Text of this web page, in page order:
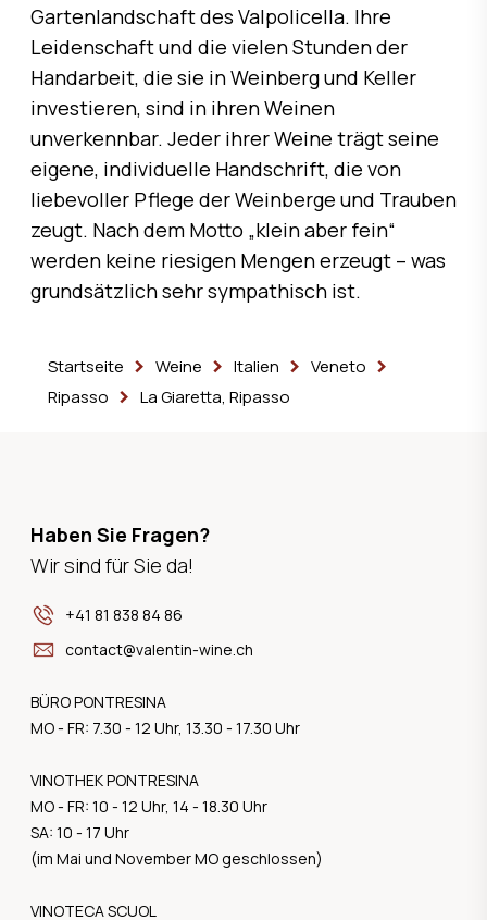
Gartenlandschaft des Valpolicella. Ihre
Leidenschaft und die vielen Stunden der
Handarbeit, die sie in Weinberg und Keller
investieren, sind in ihren Weinen
unverkennbar. Jeder ihrer Weine trägt seine
eigene, individuelle Handschrift, die von
liebevoller Pflege der Weinberge und Trauben
zeugt. Nach dem Motto „klein aber fein“
werden keine riesigen Mengen erzeugt – was
grundsätzlich sehr sympathisch ist.
Startseite Weine Italien
Veneto
Ripasso
La Giaretta, Ripasso
Haben Sie Fragen?
Wir sind für Sie da!
+41 81 838 84 86
contact@valentin-wine.ch
BÜRO PONTRESINA
MO - FR: 7.30 - 12 Uhr, 13.30 - 17.30 Uhr
VINOTHEK PONTRESINA
MO - FR: 10 - 12 Uhr, 14 - 18.30 Uhr
SA: 10 - 17 Uhr
(im Mai und November MO geschlossen)
VINOTECA SCUOL